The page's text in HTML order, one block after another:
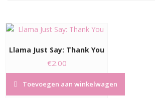
Llama Just Say: Thank You
€2.00
Toevoegen aan winkelwagen